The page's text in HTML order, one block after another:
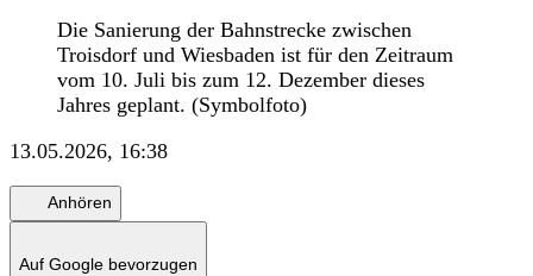
Die Sanierung der Bahnstrecke zwischen
Troisdorf und Wiesbaden ist für den Zeitraum
vom 10. Juli bis zum 12. Dezember dieses
Jahres geplant. (Symbolfoto)
13.05.2026, 16:38
Anhören
Auf Google bevorzugen